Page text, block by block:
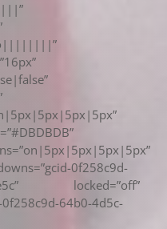
0f258c9d-
locked=”off”
0f258c9d-64b0-4d5c-